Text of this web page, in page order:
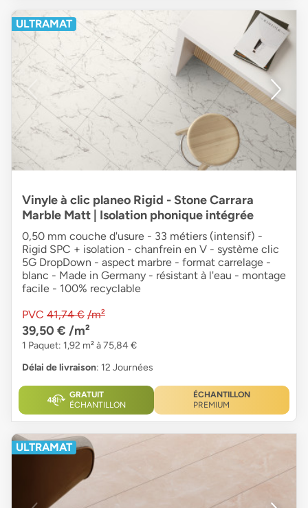
ULTRAMAT
Vinyle à clic planeo Rigid - Stone Carrara
Marble Matt | Isolation phonique intégrée
0,50 mm couche d'usure - 33 métiers (intensif) -
Rigid SPC + isolation - chanfrein en V - système clic
5G DropDown - aspect marbre - format carrelage -
blanc - Made in Germany - résistant à l'eau - montage
facile - 100% recyclable
PVC 41,74 € /m²
39,50 € /m²
1 Paquet: 1,92 m² à 75,84 €
Délai de livraison: 12 Journées
GRATUIT
ÉCHANTILLON
ÉCHANTILLON
PREMIUM
ULTRAMAT